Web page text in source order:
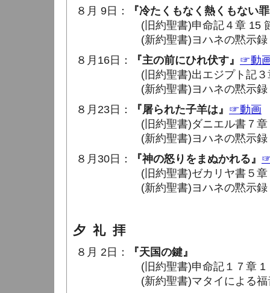
８月 9日：
『冷たくもなく熱くもない
(旧約聖書)申命記４章 15 節
(新約聖書)ヨハネの黙示録３
８月16日：
『主の前にひれ伏す』 ☞動
(旧約聖書)出エジプト記３章
(新約聖書)ヨハネの黙示録４
８月23日：
『屠られた子羊は』 ☞動画
(旧約聖書)ダニエル書７章
(新約聖書)ヨハネの黙示録５
８月30日：
『神の怒りをまぬかれる』
(旧約聖書)ゼカリヤ書５章 1
(新約聖書)ヨハネの黙示録６
夕 礼 拝
８月 2日：
『天国の鍵』
(旧約聖書)申命記１７章 1
(新約聖書)マタイによる福音